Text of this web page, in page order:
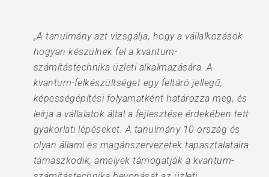
„A tanulmány azt vizsgálja, hogy a vállalkozások
hogyan készülnek fel a kvantum-
számítástechnika üzleti alkalmazására. A
kvantum-felkészültséget egy feltáró jellegű,
képességépítési folyamatként határozza meg, és
leírja a vállalatok által a fejlesztése érdekében tett
gyakorlati lépéseket. A tanulmány 10 ország és
olyan állami és magánszervezetek tapasztalataira
támaszkodik, amelyek támogatják a kvantum-